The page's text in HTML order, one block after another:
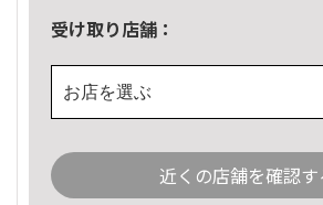
受け取り店舗：
お店を選ぶ
近くの店舗を確認す